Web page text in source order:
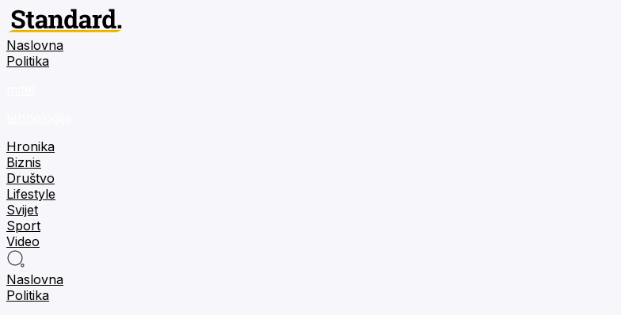
Naslovna
Politika
Hronika
Biznis
Društvo
Lifestyle
Svijet
Sport
Video
Naslovna
Politika